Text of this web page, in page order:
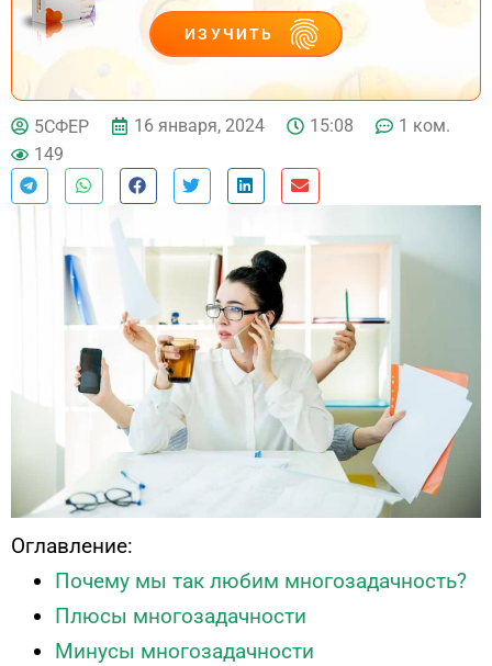
ИЗУЧИТЬ
ДЕЙСТВУЙ
5СФЕР 16 января, 2024 15:08
1 ком.
149
Оглавление:
Почему мы так любим многозадачность?
Плюсы многозадачности
Минусы многозадачности